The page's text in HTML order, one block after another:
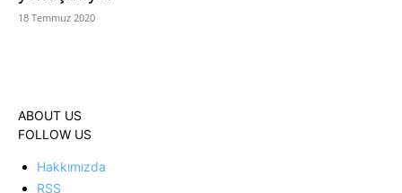
18 Temmuz 2020
ABOUT US
FOLLOW US
Hakkımızda
RSS